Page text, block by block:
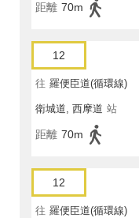
距離 70m
12
往 羅便臣道(循環線)
衛城道, 西摩道 站
距離 70m
12
往 羅便臣道(循環線)